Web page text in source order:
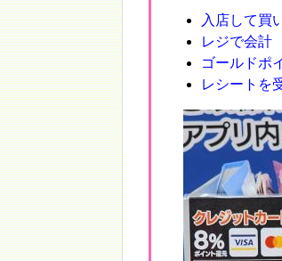
入店して買
レジで会計
ゴールドポ
レシートを